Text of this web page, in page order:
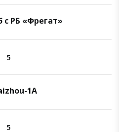
с РБ «Фрегат»
5
1A
5